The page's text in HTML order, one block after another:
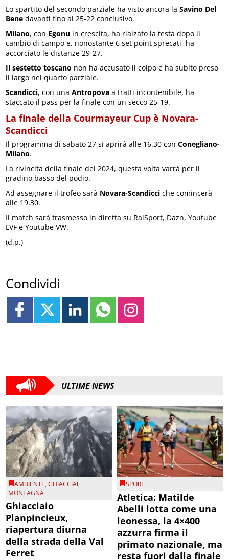
Lo spartito del secondo parziale ha visto ancora laSavino Del
Bene davanti fino al 25-22 conclusivo.
Milano, con Egonu in crescita, ha rialzato la testa dopo il
cambio di campo e, nonostante 6 set point sprecati, ha
accorciato le distanze 29-27.
Il sestetto toscano non ha accusato il colpo e ha subito preso
il largo nel quarto parziale.
Scandicci, con unaAntropova a tratti incontenibile, ha
staccato il pass per la finale con un secco 25-19.
La finale della Courmayeur Cup è Novara-
Scandicci
Il programma di sabato 27 si aprirà alle 16.30 conConegliano-
Milano.
La rivincita della finale del 2024, questa volta varrà per il
gradino basso del podio.
Ad assegnare il trofeo sarà Novara-Scandicci che comincerà
alle 19.30.
Il match sarà trasmesso in diretta su RaiSport, Dazn, Youtube
LVF e Youtube VW.
(d.p.)
Condividi
ULTIME NEWS
AMBIENTE,GHIACCIAI,
MONTAGNA
Ghiacciaio
Planpincieux,
riapertura diurna
della strada della Val
Ferret
SPORT
Atletica: Matilde
Abelli lotta come una
leonessa, la 4×400
azzurra firma il
primato nazionale, ma
resta fuori dalla finale